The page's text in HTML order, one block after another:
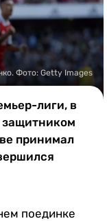
Фото: Getty Images
лиги, в
защитником
принимал
поединке